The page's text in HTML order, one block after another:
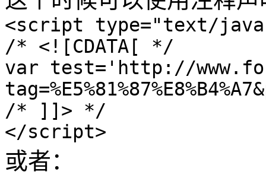
<script type="text/
/* <![CDATA[ */
var test='http://
/* ]]> */
</script>
或者：